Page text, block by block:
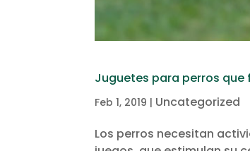
Juguetes para perros
Feb 1, 2019 | Uncategorized
Los perros necesitan